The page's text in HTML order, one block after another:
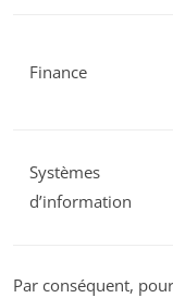
Finance
Systèmes
d’information
Par conséquent,